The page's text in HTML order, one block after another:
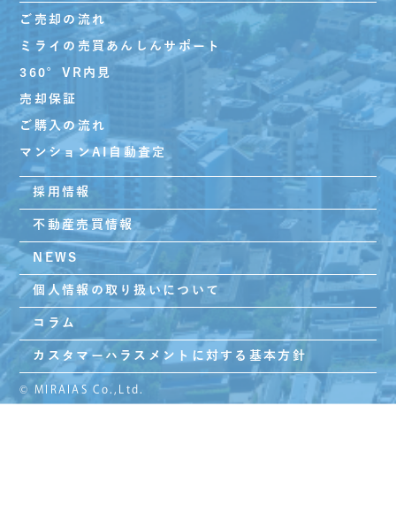
ご売却の流れ
ミライの売買あんしんサポート
360°VR内見
売却保証
ご購入の流れ
マンションAI自動査定
採用情報
不動産売買情報
NEWS
個人情報の取り扱いについて
コラム
カスタマーハラスメントに対する基本方針
© MIRAIAS Co.,Ltd.